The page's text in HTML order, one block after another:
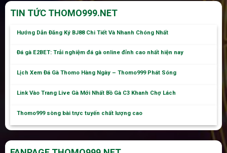
TIN TỨC THOMO999.NET
Hướng Dẫn Đăng Ký BJ88 Chi Tiết Và Nhanh Chóng Nhất
Đá gà E2BET: Trải nghiệm đá gà online đỉnh cao nhất hiện nay
Lịch Xem Đá Gà Thomo Hàng Ngày – Thomo999 Phát Sóng
Link Vào Trang Live Gà Mới Nhất Bồ Gà C3 Khanh Chợ Lách
Thomo999 sòng bài trực tuyến chất lượng cao